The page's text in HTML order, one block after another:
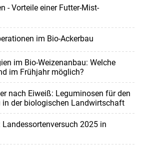
- Vorteile einer Futter-Mist-
im Bio-Ackerbau
im Bio-Weizenanbau: Welche
im Frühjahr möglich?
nach Eiweiß: Leguminosen für den
in der biologischen Landwirtschaft
Landessortenversuch 2025 in